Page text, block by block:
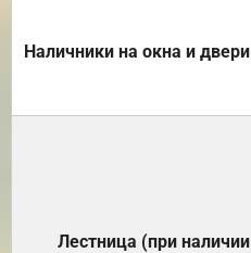
Наличники на окна и двери
Лестница (при наличии